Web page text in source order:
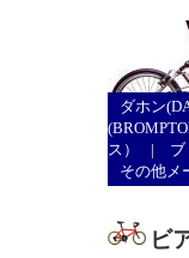
ダホン
ス）
| ブ
その他メ
ビ